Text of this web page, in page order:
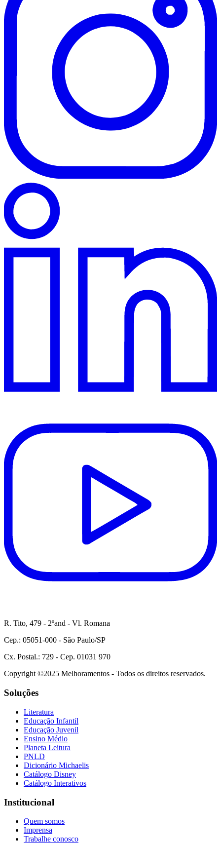
R. Tito, 479 - 2ºand - Vl. Romana
Cep.: 05051-000 - São Paulo/SP
Cx. Postal.: 729 - Cep. 01031 970
Copyright ©2025 Melhoramentos - Todos os direitos reservados.
Soluções
Literatura
Educação Infantil
Educação Juvenil
Ensino Médio
Planeta Leitura
PNLD
Dicionário Michaelis
Catálogo Disney
Catálogo Interativos
Institucional
Quem somos
Imprensa
Trabalhe conosco